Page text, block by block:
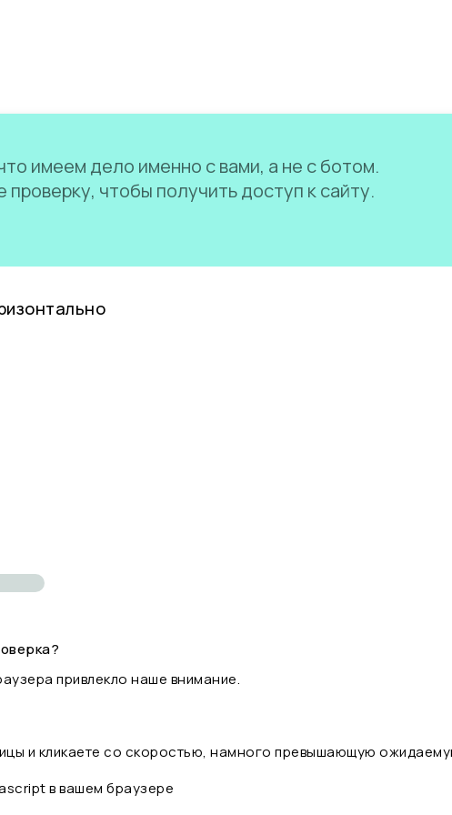
имеем дело именно с вами, а не с ботом.
чтобы получить доступ к сайту.
привлекло наше внимание.
и кликаете со скоростью, намного превышающую
в вашем браузере